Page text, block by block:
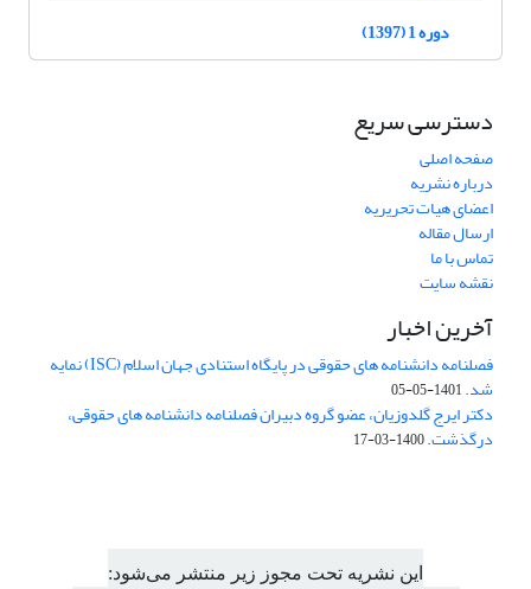
دوره 1 (1397)
دسترسی سریع
صفحه اصلی
درباره نشریه
اعضای هیات تحریریه
ارسال مقاله
تماس با ما
نقشه سایت
آخرین اخبار
فصلنامه دانشنامه های حقوقی در پایگاه استنادی جهان اسلام (ISC) نمایه
شد.1401-05-05
دکتر ایرج گلدوزیان، عضو گروه دبیران فصلنامه دانشنامه های حقوقی،
درگذشت.1400-03-17
این نشریه تحت مجوز زیر منتشر می‌شود: